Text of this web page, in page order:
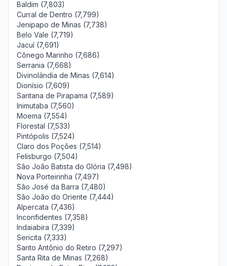
Baldim (7,803)
Curral de Dentro (7,799)
Jenipapo de Minas (7,738)
Belo Vale (7,719)
Jacuí (7,691)
Cônego Marinho (7,686)
Serrania (7,668)
Divinolândia de Minas (7,614)
Dionísio (7,609)
Santana de Pirapama (7,589)
Inimutaba (7,560)
Moema (7,554)
Florestal (7,533)
Pintópolis (7,524)
Claro dos Poções (7,514)
Felisburgo (7,504)
São João Batista do Glória (7,498)
Nova Porteirinha (7,497)
São José da Barra (7,480)
São João do Oriente (7,444)
Alpercata (7,436)
Inconfidentes (7,358)
Indaiabira (7,339)
Sericita (7,333)
Santo Antônio do Retiro (7,297)
Santa Rita de Minas (7,268)